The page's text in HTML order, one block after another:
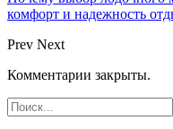
комфорт и надежность
Prev Next
Комментарии закрыты.